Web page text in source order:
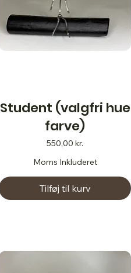
Student (valgfri hue
farve)
Pris
550,00 kr.
Moms Inkluderet
Tilføj til kurv